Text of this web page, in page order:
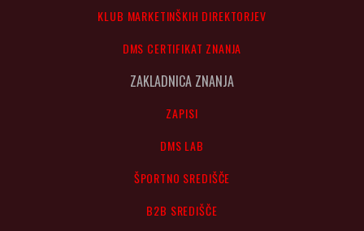
KLUB MARKETINŠKIH DIREKTORJEV
DMS CERTIFIKAT ZNANJA
ZAKLADNICA ZNANJA
ZAPISI
DMS LAB
ŠPORTNO SREDIŠČE
B2B SREDIŠČE